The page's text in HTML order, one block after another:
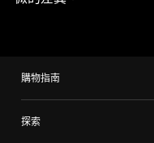
購物指南
探索